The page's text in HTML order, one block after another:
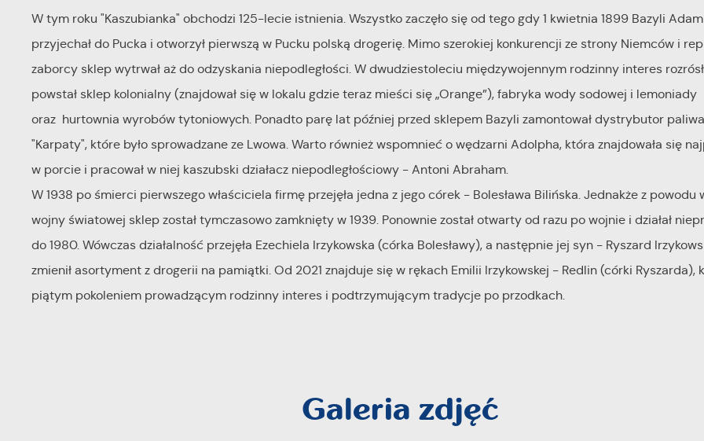
W tym roku "Kaszubianka" obchodzi 125-lecie istnienia. Wszystko zaczęło się od tego gdy 1 kwietnia 1899 Bazyli
przyjechał do Pucka i otworzył pierwszą w Pucku polską drogerię. Mimo szerokiej konkurencji ze strony Niemców i
zaborcy sklep wytrwał aż do odzyskania niepodległości. W dwudziestoleciu międzywojennym rodzinny interes
powstał sklep kolonialny (znajdował się w lokalu gdzie teraz mieści się „Orange”), fabryka wody sodowej i lemoniady
oraz hurtownia wyrobów tytoniowych. Ponadto parę lat później przed sklepem Bazyli zamontował dystrybutor
"Karpaty", które było sprowadzane ze Lwowa. Warto również wspomnieć o wędzarni Adolpha, która znajdowała się
w porcie i pracował w niej kaszubski działacz niepodległościowy - Antoni Abraham.
W 1938 po śmierci pierwszego właściciela firmę przejęła jedna z jego córek - Bolesława Bilińska. Jednakże z powodu
wojny światowej sklep został tymczasowo zamknięty w 1939. Ponownie został otwarty od razu po wojnie i działał
do 1980. Wówczas działalność przejęła Ezechiela Irzykowska (córka Bolesławy), a następnie jej syn - Ryszard
zmienił asortyment z drogerii na pamiątki. Od 2021 znajduje się w rękach Emilii Irzykowskej - Redlin (córki Ryszarda),
piątym pokoleniem prowadzącym rodzinny interes i podtrzymującym tradycje po przodkach.
Galeria zdjęć